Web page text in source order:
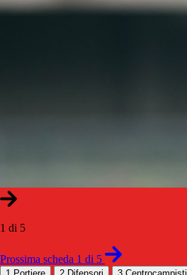
1 di 5
Prossima scheda 1 di 5